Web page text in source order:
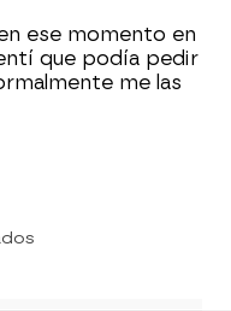
ese momento en
que podía pedir
me las